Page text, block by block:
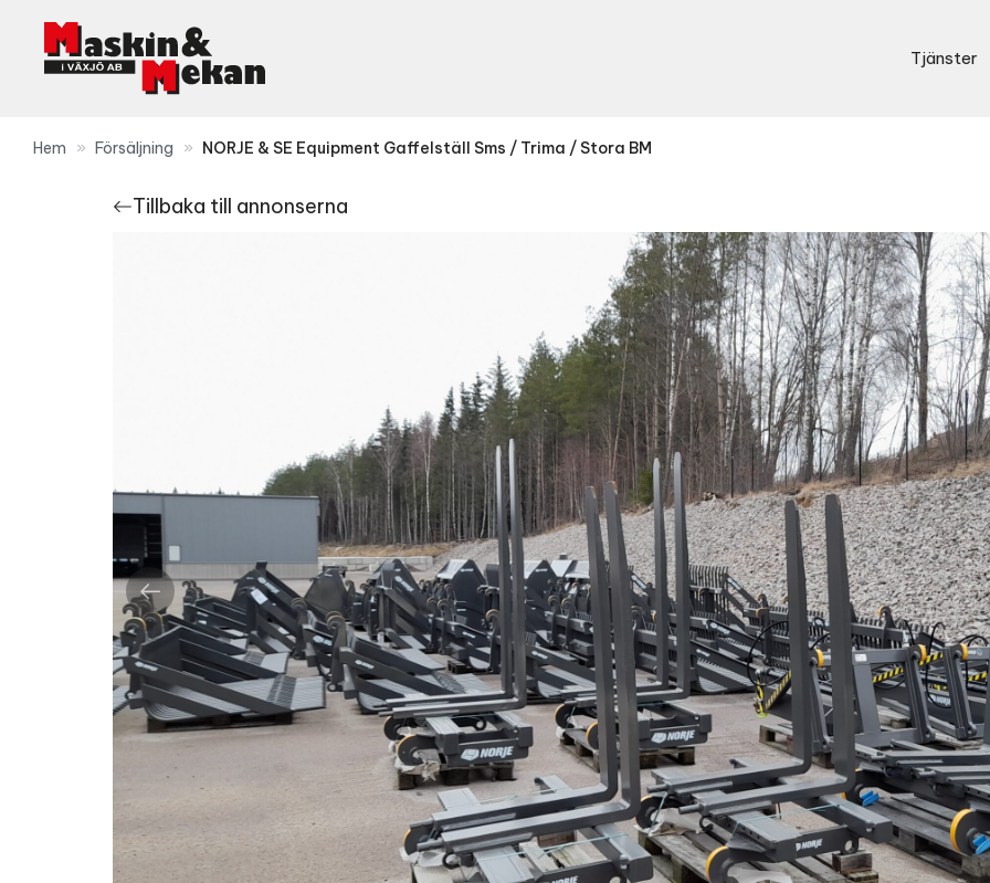
innehåll
Tjänster
Hem » Försäljning » NORJE & SE Equipment Gaffelställ Sms / Trima / Stora BM
Tillbaka till annonserna